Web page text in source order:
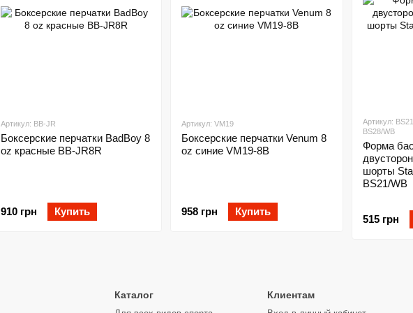
Артикул: BB-JR
Боксерские перчатки BadBoy 8
oz красные BB-JR8R
910 грн Купить
Артикул: VM19
Боксерские перчатки Venum 8
oz синие VM19-8B
958 грн Купить
Артикул:
BS28/WB
Форма
шорты
BS21/WB
515 грн
Каталог Клиентам